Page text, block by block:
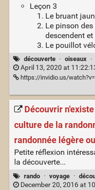
Leçon 3
Le bruant
Le pinson
descendent
Le pouillot
découverte · oiseaux ·
April 13, 2020 at
https://invidio.us/
Découvrir
culture de la
randonnée légère
Petite réflexion
la découverte...
rando · voyage ·
December 20, 2016 at